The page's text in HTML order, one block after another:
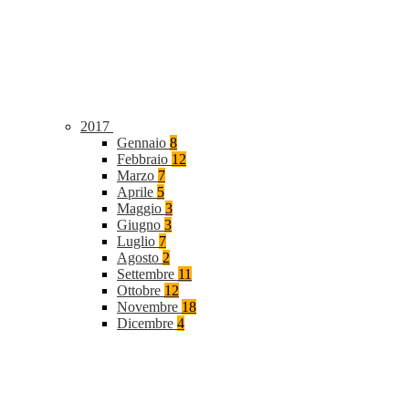
2017
Gennaio 8
Febbraio 12
Marzo 7
Aprile 5
Maggio 3
Giugno 3
Luglio 7
Agosto 2
Settembre 11
Ottobre 12
Novembre 18
Dicembre 4